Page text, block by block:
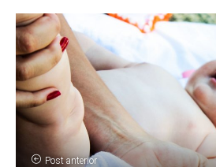
Post anterior